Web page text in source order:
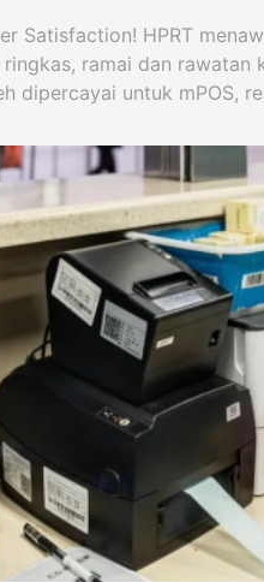
Satisfaction! HPRT
ramai dan rawatan
dipercayai untuk mPOS,